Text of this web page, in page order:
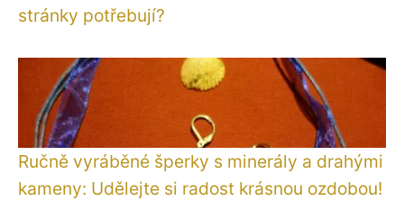
stránky potřebují?
Ručně vyráběné šperky s minerály a drahými
kameny: Udělejte si radost krásnou ozdobou!